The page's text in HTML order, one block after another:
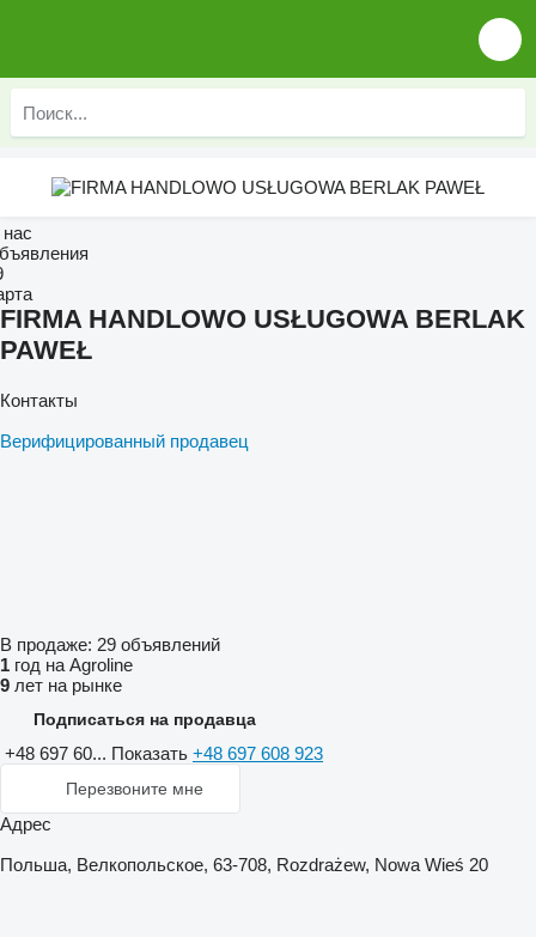
FIRMA HANDLOWO USŁUGOWA BERLAK
PAWEŁ
Контакты
Верифицированный продавец
В продаже: 29 объявлений
1 год на Agroline
9 лет на рынке
Подписаться на продавца
+48 697 60... Показать +48 697 608 923
Перезвоните мне
Адрес
Польша, Велкопольское, 63-708, Rozdrażew, Nowa Wieś 20